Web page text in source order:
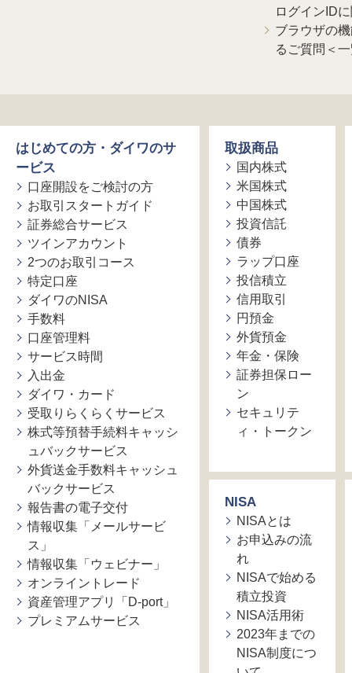
ログインID
ブラウザの
るご質問＜
はじめての方・ダイワのサ
ービス
口座開設をご検討の方
お取引スタートガイド
証券総合サービス
ツインアカウント
2つのお取引コース
特定口座
ダイワのNISA
手数料
口座管理料
サービス時間
入出金
ダイワ・カード
受取りらくらくサービス
株式等預替手続料キャッシ
ュバックサービス
外貨送金手数料キャッシュ
バックサービス
報告書の電子交付
情報収集「メールサービ
ス」
情報収集「ウェビナー」
オンライントレード
資産管理アプリ「D-port」
プレミアムサービス
取扱商品
国内株式
米国株式
中国株式
投資信託
債券
ラップ口座
投信積立
信用取引
円預金
外貨預金
年金・保険
証券担保ロー
ン
セキュリテ
ィ・トークン
NISA
NISAとは
お申込みの流
れ
NISAで始める
積立投資
NISA活用術
2023年までの
NISA制度につ